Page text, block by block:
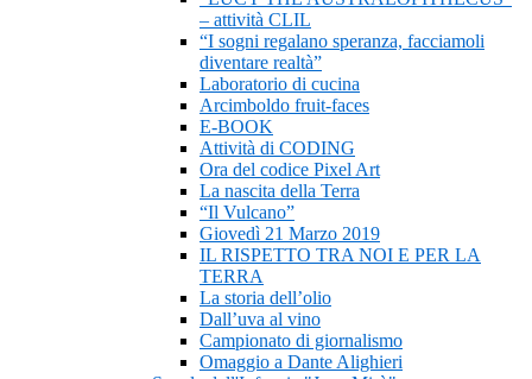
– attività CLIL
“I sogni regalano speranza, facciamoli
diventare realtà”
Laboratorio di cucina
Arcimboldo fruit-faces
E-BOOK
Attività di CODING
Ora del codice Pixel Art
La nascita della Terra
“Il Vulcano”
Giovedì 21 Marzo 2019
IL RISPETTO TRA NOI E PER LA
TERRA
La storia dell’olio
Dall’uva al vino
Campionato di giornalismo
Omaggio a Dante Alighieri